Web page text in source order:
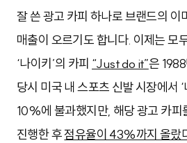
잘 쓴 광고 카피 하나로 브랜드의 이
매출이 오르기도 합니다. 이제는 모
‘나이키’의 카피 “Just do it”은
당시 미국 내 스포츠 신발 시장에서
10%에 불과했지만, 해당 광고 카피
진행한 후점유율이 43%까지 올랐